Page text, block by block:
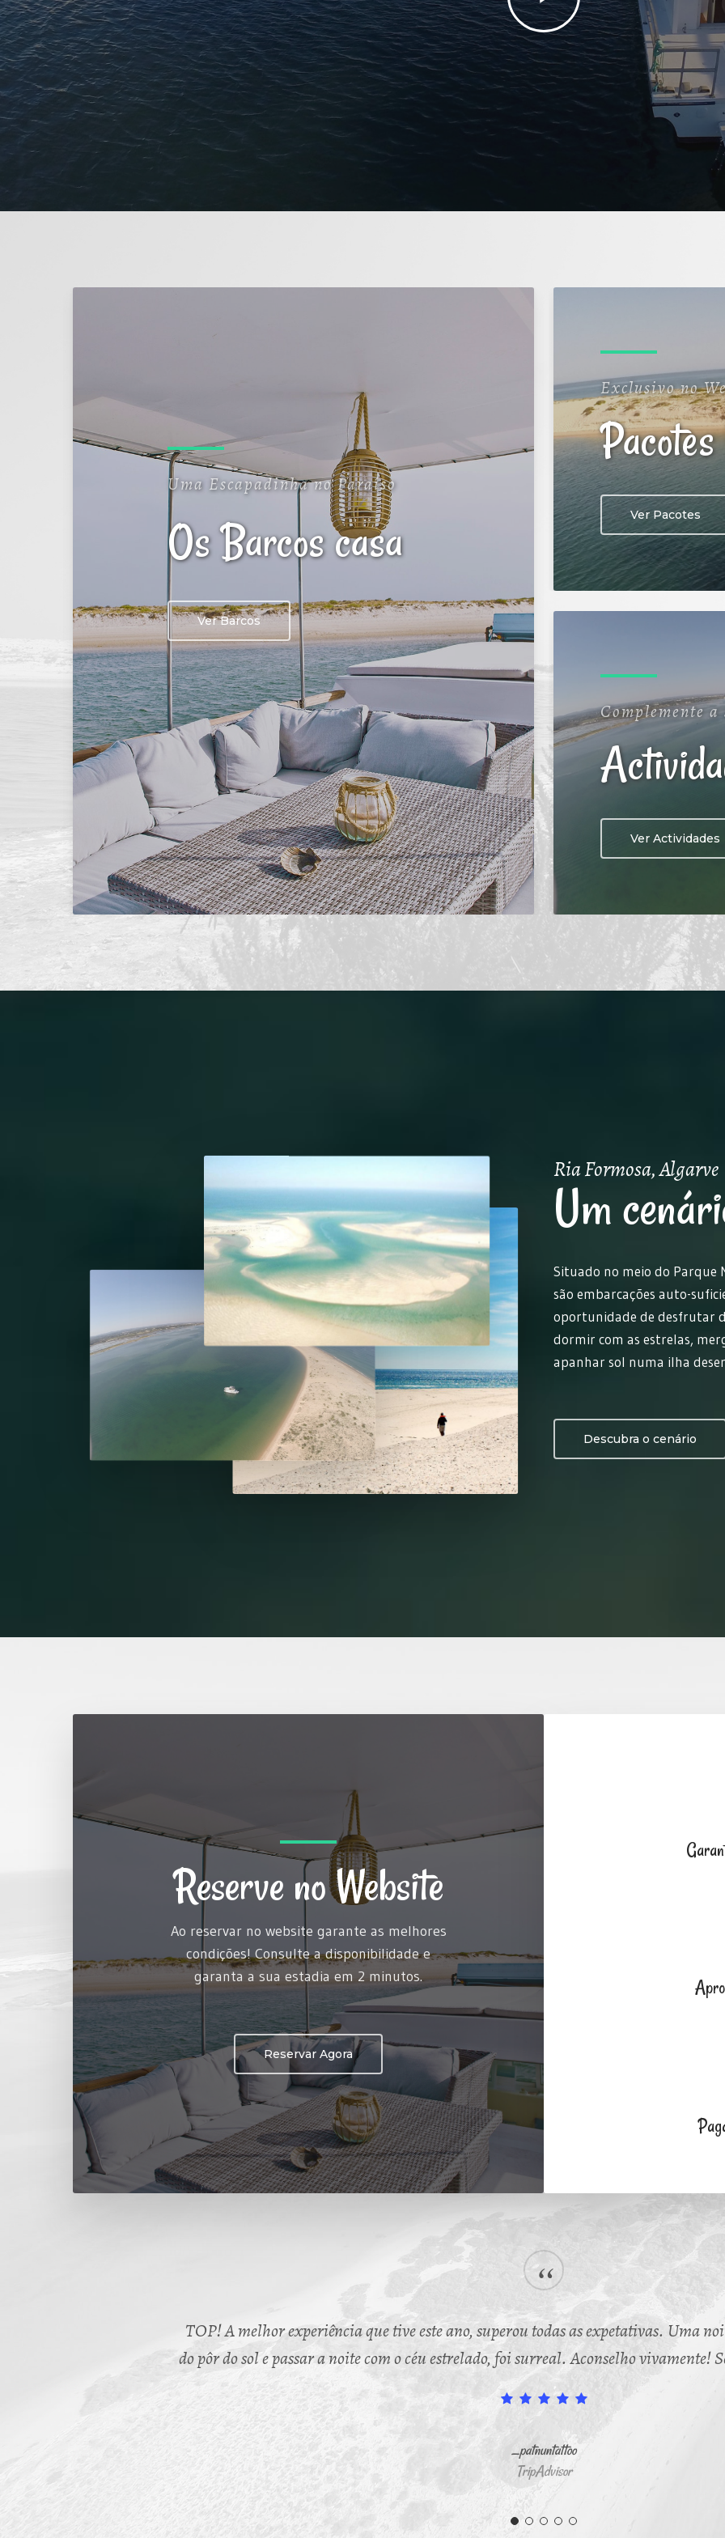
Uma Escapadinha no Paraíso
Os Barcos casa
Ver Barcos
Exclusivo no
Ver Pacotes
Complemente
Ver Actividades
Ria Formosa, Algarve
Um
Situado no meio do Parque
são embarcações auto-
oportunidade de desfrutar
dormir com as estrelas,
apanhar sol numa ilha
Descubra o cenário
Reserve no Website
Ao reservar no website garante as melhores
condições! Consulte a disponibilidade e
garanta a sua estadia em 2 minutos.
Reservar Agora
“
TOP! A melhor experiência que tive este ano, superou todas as expetativas. Uma
do pôr do sol e passar a noite com o céu estrelado, foi surreal. Aconselho
_patnuntattoo
TripAdvisor